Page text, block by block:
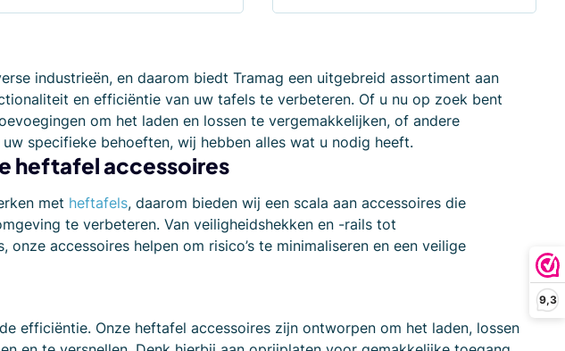
9,3
industrieën, en daarom biedt Tramag een uitgebreid assortiment aan
en efficiëntie van uw tafels te verbeteren. Of u nu op zoek bent
om het laden en lossen te vergemakkelijken, of andere
specifieke behoeften, wij hebben alles wat u nodig heeft.
heftafel accessoires
met heftafels, daarom bieden wij een scala aan accessoires die
te verbeteren. Van veiligheidshekken en -rails tot
accessoires helpen om risico’s te minimaliseren en een veilige
efficiëntie. Onze heftafel accessoires zijn ontworpen om het laden, lossen